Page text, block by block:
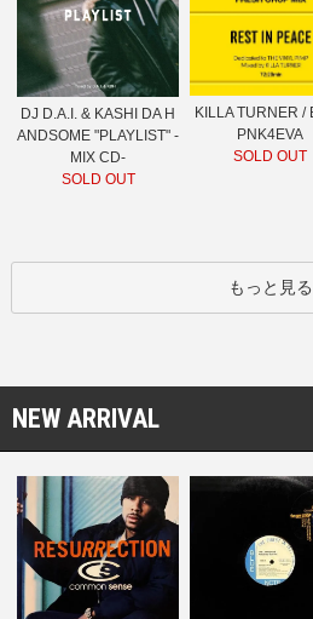
DJ D.A.I. & KASHI DA H
ANDSOME "PLAYLIST" -
MIX CD-
SOLD OUT
KILLA TURNER /
PNK4EVA
SOLD OUT
もっと見る
NEW ARRIVAL